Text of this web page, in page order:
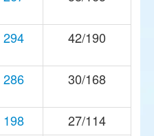
294 42/190
286 30/168
198
27/114